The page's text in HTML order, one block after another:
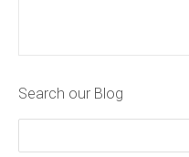
Search our Blog